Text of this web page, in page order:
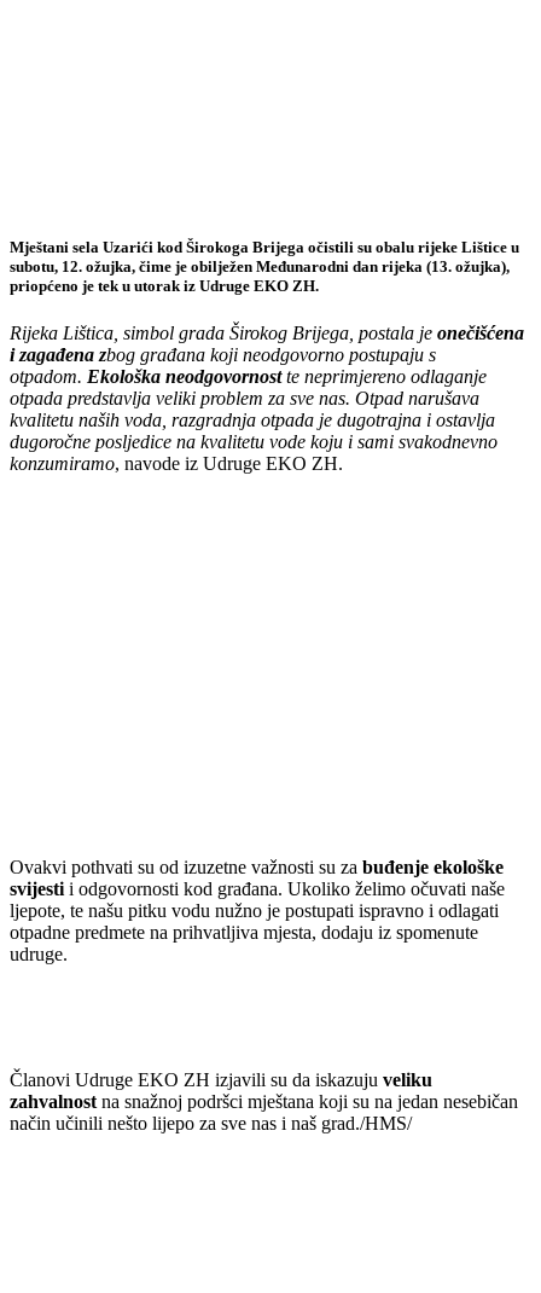
Mještani sela Uzarići kod Širokoga Brijega očistili su obalu rijeke Lištice u
subotu, 12. ožujka, čime je obilježen Međunarodni dan rijeka (13. ožujka),
priopćeno je tek u utorak iz Udruge EKO ZH.
Rijeka Lištica, simbol grada Širokog Brijega, postala je onečišćena
i zagađena zbog građana koji neodgovorno postupaju s
otpadom. Ekološka neodgovornostte neprimjereno odlaganje
otpada predstavlja veliki problem za sve nas. Otpad narušava
kvalitetu naših voda, razgradnja otpada je dugotrajna i ostavlja
dugoročne posljedice na kvalitetu vode koju i sami svakodnevno
konzumiramo, navode iz Udruge EKO ZH.
Ovakvi pothvati su od izuzetne važnosti su za buđenje ekološke
svijesti i odgovornosti kod građana. Ukoliko želimo očuvati naše
ljepote, te našu pitku vodu nužno je postupati ispravno i odlagati
otpadne predmete na prihvatljiva mjesta, dodaju iz spomenute
udruge.
Članovi Udruge EKO ZH izjavili su da iskazuju veliku
zahvalnost na snažnoj podršci mještana koji su na jedan nesebičan
način učinili nešto lijepo za sve nas i naš grad./HMS/